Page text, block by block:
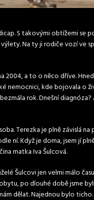
S takovými obtížemi se
Na ty ji rodiče vozí ve
2004, a to o něco dříve.
nemocnici, kde bojovala
rok. Dnešní
Terezka je plně závislá
ní. Když je doma, jsem jí
matka Iva Šulcová.
Šulcovi jen velmi málo
po dlouhé době jsme
dělat. Najednou bylo